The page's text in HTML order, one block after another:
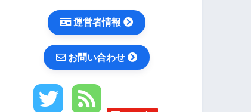
運営者情報
お問い合わせ